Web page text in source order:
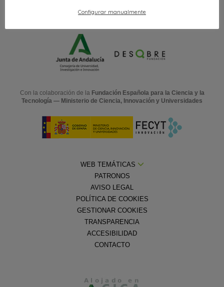
Con la colaboración de la Fundación Española para la Ciencia y la
Tecnología — Ministerio de Ciencia, Innovación y Universidades
WEB TEMÁTICAS
PATRONOS
AVISO LEGAL
POLÍTICA DE COOKIES
GESTIONAR COOKIES
TRANSPARENCIA
ACCESIBILIDAD
CONTACTO
Configurar manualmente